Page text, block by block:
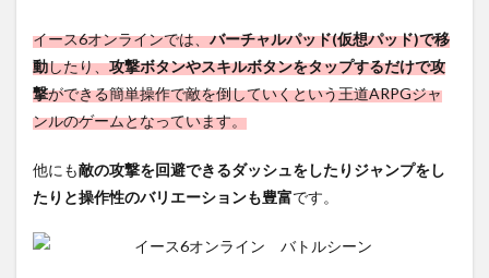
2
【イ
ース
6オ
ンラ
ン】
の特
徴
イース6オンラインでは、バーチャルパッド(仮想パッド)で移
動したり、攻撃ボタンやスキルボタンをタップするだけで攻
撃ができる簡単操作で敵を倒していくという王道ARPGジャ
ンルのゲームとなっています。
他にも敵の攻撃を回避できるダッシュをしたりジャンプをし
たりと操作性のバリエーションも豊富です。